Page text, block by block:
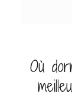
Où